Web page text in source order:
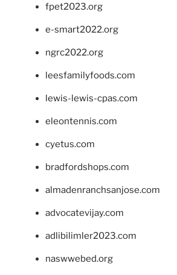
fpet2023.org
e-smart2022.org
ngrc2022.org
leesfamilyfoods.com
lewis-lewis-cpas.com
eleontennis.com
cyetus.com
bradfordshops.com
almadenranchsanjose.com
advocatevijay.com
adlibilimler2023.com
naswwebed.org